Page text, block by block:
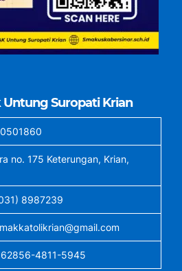
Untung Suropati Krian
no. 175 Keterungan, Krian,
8987239
4811-5945